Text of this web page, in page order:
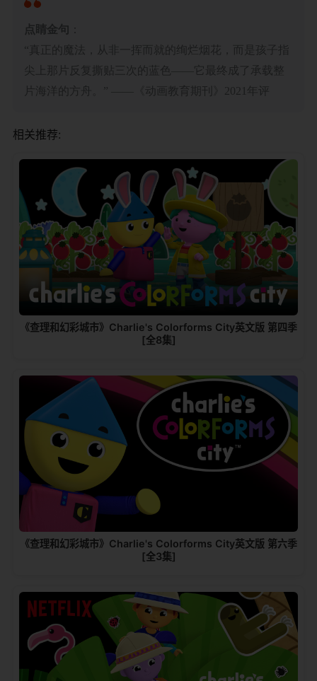
​点睛金句​
“真正的魔法，从非一挥而就的绚烂烟花，而是孩子指
尖上那片反复撕贴三次的蓝色——它最终成了承载整
片海洋的方舟。” ——《动画教育期刊》2021年评
相关推荐:
《查理和幻彩城市》Charlie's Colorforms City英文版 第四季
[全8集]
《查理和幻彩城市》Charlie's Colorforms City英文版 第六季
[全3集]